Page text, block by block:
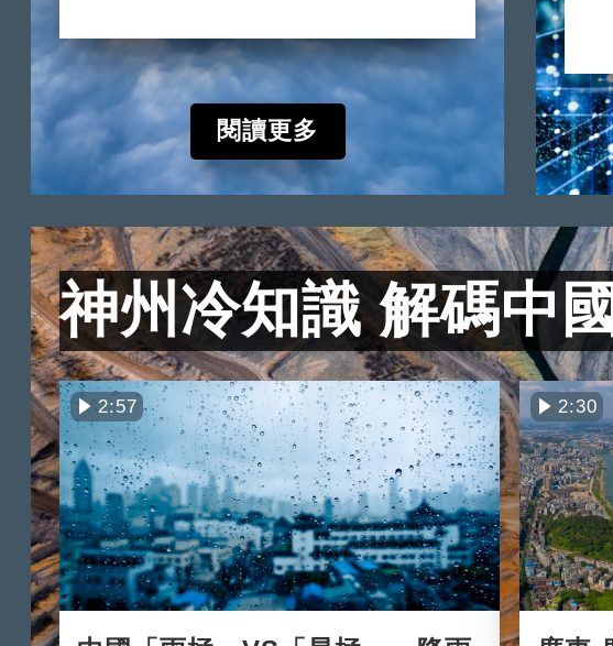
閱讀更多
神州冷知識 解碼中
2:57 2:30